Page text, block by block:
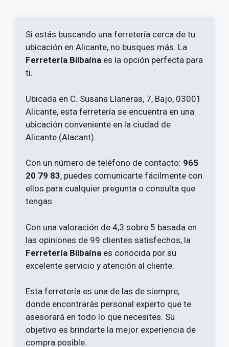
Si estás buscando una ferretería cerca de tu
ubicación en Alicante, no busques más. La
Ferretería Bilbaína es la opción perfecta para
ti.
Ubicada en C. Susana Llaneras, 7, Bajo, 03001
Alicante, esta ferretería se encuentra en una
ubicación conveniente en la ciudad de
Alicante (Alacant).
Con un número de teléfono de contacto: 965
20 79 83, puedes comunicarte fácilmente con
ellos para cualquier pregunta o consulta que
tengas.
Con una valoración de 4,3 sobre 5 basada en
las opiniones de 99 clientes satisfechos, la
Ferretería Bilbaína es conocida por su
excelente servicio y atención al cliente.
Esta ferretería es una de las de siempre,
donde encontrarás personal experto que te
asesorará en todo lo que necesites. Su
objetivo es brindarte la mejor experiencia de
compra posible.